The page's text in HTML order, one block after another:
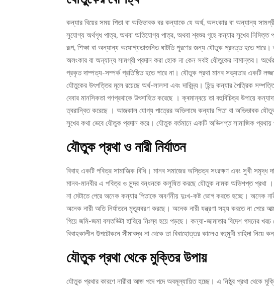
কন্যার বিয়ের সময় পিতা বা অভিভাবক বর কন্যাকে যে অর্থ, অলংকার বা অন্যান্য
সুযোগ্য অর্থগৃধ পাত্র, অথবা অতিযোগ্য পাত্র, অথবা শ্বশুর গৃহে কন্যার সুখের
রূপ, শিক্ষা বা অন্যান্য অযোগ্যতাজনিত ঘাটতি পূরণের জন্য যৌতুক প্রদত্ত হতে পারে।
অলংকার বা অন্যান্য সামগ্রী প্রদান করা হোক না কেন সবই যৌতুকের নামান্তর। অর্থের
প্রকৃত দাম্পত্য-সম্পর্ক প্রতিষ্ঠিত হতে পারে না। যৌতুক প্রথা মানব সভ্যতার একটি
যৌতুকের উৎপত্তির মূলে রয়েছে অর্থ-লালসা এবং দারিদ্র্য। হিন্দু কন্যার পৈত্রিক
দেবার মানসিকতা পণপ্রথাকে উৎসাহিত করেছে । ক্ৰমান্বয়ে তা বহুবিচিত্র উপায়ে
ত্বরান্বিত করেছে । আজকাল যোগ্য পাত্রের অভিলাষে কন্যার পিতা বা অভিভাবক
সুখের কথা ভেবে যৌতুক প্রদান করে। যৌতুক বর্তমানে একটি অভিশপ্ত সামাজিক প্রথায়
যৌতুক প্রথা ও নারী নির্যাতন
বিবাহ একটি পবিত্র সামাজিক বিধি। মানব সমাজের অস্তিত্ব সংরক্ষণ এবং সুখী সমৃদ্ধ
মানব-মানবীর এ পবিত্র ও সুন্দর বন্ধনকে কলুষিত করছে যৌতুক নামক অভিশপ্ত প্রথা ।
না মেটাতে পেরে অনেক কন্যার পিতাকে অবর্ণনীয় দুঃখ-কষ্ট ভোগ করতে হচ্ছে। অনেক
অনেক নারী অতি নির্যাতনে মৃত্যুবরণ করছে। অনেক নারী যন্ত্রণা সহ্য করতে না পেরে
গিয়ে জমি-জমা বসতভিটা হারিয়ে নিঃস্ব হয়ে পড়ছে। কন্যা-জামাতার বিদেশ গমনের
বিবাহকালীন উপঢৌকনে সীমাবদ্ধ না থেকে তা বিবাহোত্তর কালেও বহুমুখী চাহিদা নিয়ে
যৌতুক প্রথা থেকে মুক্তির উপায়
যৌতুক প্রথার কারণে নারীরা আজ পদে পদে অবমূল্যায়িত হচ্ছে। এ নিষ্ঠুর প্রথা থেকে